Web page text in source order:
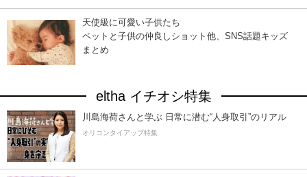
天使級に可愛い子供たち
ペットと子供の仲良しショット他、SNS話題キッズ
まとめ
eltha イチオシ特集
川島海荷さんと学ぶ 日常に潜む“人身取引”のリアル
オリコンタイアップ特集